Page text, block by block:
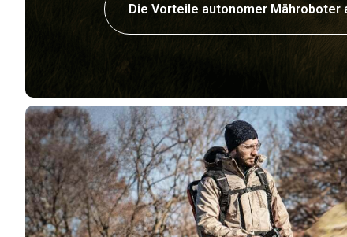
Die Vorteile autonomer Mähroboter